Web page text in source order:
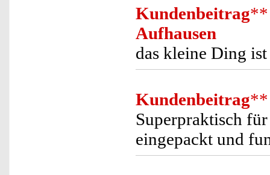
Kundenbeitrag**
Aufhausen
das kleine Ding ist
Kundenbeitrag**
Superpraktisch
eingepackt und